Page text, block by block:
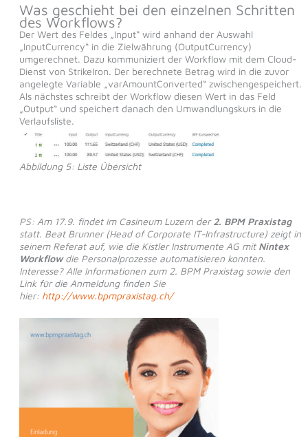
Was geschieht bei den einzelnen Schritten
des Workflows?
Der Wert des Feldes „Input“ wird anhand der Auswahl
„InputCurrency“ in die Zielwährung (OutputCurrency)
umgerechnet. Dazu kommuniziert der Workflow mit dem Cloud-
Dienst von StrikeIron. Der berechnete Betrag wird in die zuvor
angelegte Variable „varAmountConverted“ zwischengespeichert.
Als nächstes schreibt der Workflow diesen Wert in das Feld
„Output“ und speichert danach den Umwandlungskurs in die
Verlaufsliste.
Abbildung 5: Liste Übersicht
PS: Am 17.9. findet im Casineum Luzern der2. BPM Praxistag
statt. Beat Brunner (Head of Corporate IT-Infrastructure) zeigt in
seinem Referat auf, wie die Kistler Instrumente AG mit Nintex
Workflowdie Personalprozesse automatisieren konnten.
Interesse? Alle Informationen zum 2. BPM Praxistag sowie den
Link für die Anmeldung finden Sie
hier: http://www.bpmpraxistag.ch/